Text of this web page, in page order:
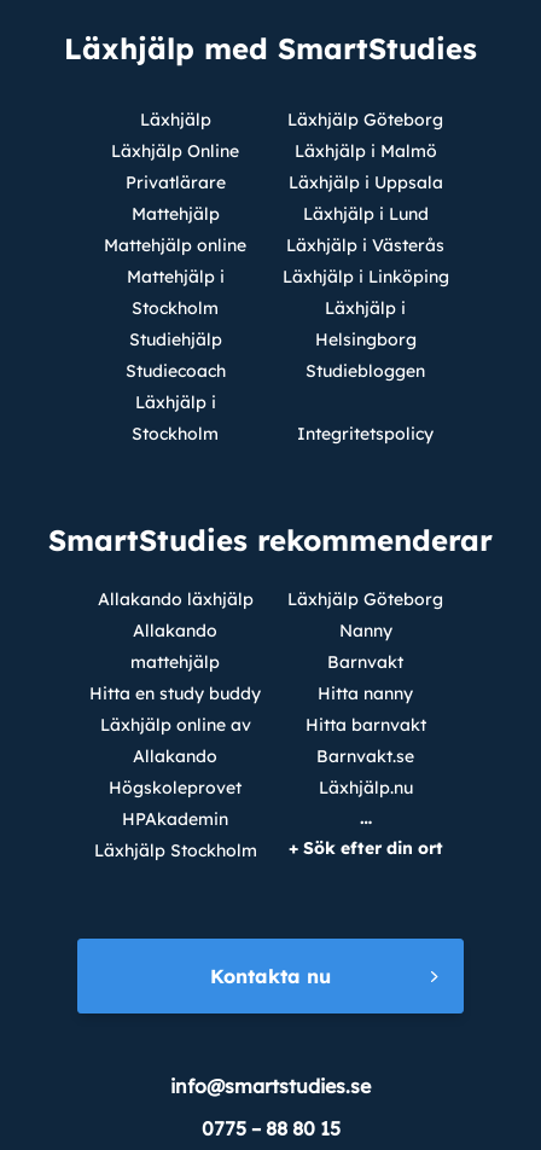
Läxhjälp med SmartStudies
Läxhjälp
Läxhjälp Online
Privatlärare
Mattehjälp
Mattehjälp online
Mattehjälp i
Stockholm
Studiehjälp
Studiecoach
Läxhjälp i
Stockholm
Läxhjälp Göteborg
Läxhjälp i Malmö
Läxhjälp i Uppsala
Läxhjälp i Lund
Läxhjälp i Västerås
Läxhjälp i Linköping
Läxhjälp i
Helsingborg
Studiebloggen
Integritetspolicy
SmartStudies rekommenderar
Allakando läxhjälp
Allakando
mattehjälp
Hitta en study buddy
Läxhjälp online av
Allakando
Högskoleprovet
HPAkademin
Läxhjälp Stockholm
Läxhjälp Göteborg
Nanny
Barnvakt
Hitta nanny
Hitta barnvakt
Barnvakt.se
Läxhjälp.nu
…
+ Sök efter din ort
info@smartstudies.se
0775 – 88 80 15
Kontakta nu